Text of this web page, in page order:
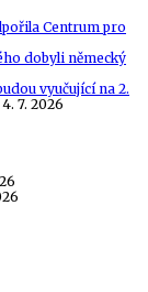
Centrum pro
dobyli německý
vyučující na 2.
4. 7. 2026